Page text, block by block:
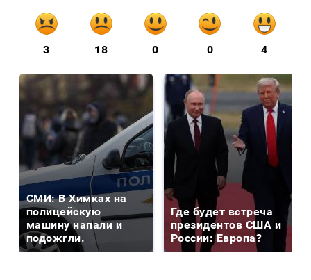
3 18 0 0 4
СМИ: В Химках на
полицейскую
машину напали и
подожгли.
Где будет встреча
президентов США и
России: Европа?